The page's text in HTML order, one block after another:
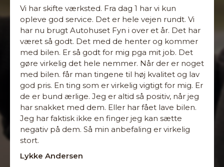
Vi har skifte værksted. Fra dag 1 har vi kun
opleve god service. Det er hele vejen rundt. Vi
har nu brugt Autohuset Fyn i over et år. Det har
været så godt. Det med de henter og kommer
med bilen. Er så godt for mig pga mit job. Det
gøre virkelig det hele nemmer. Når der er noget
med bilen. får man tingene til høj kvalitet og lav
god pris. En ting som er virkelig vigtigt for mig. Er
de er bund ærlige. Jeg er altid så positiv, når jeg
har snakket med dem. Eller har fået lave bilen.
Jeg har faktisk ikke en finger jeg kan sætte
negativ på dem. Så min anbefaling er virkelig
stort.
Lykke Andersen